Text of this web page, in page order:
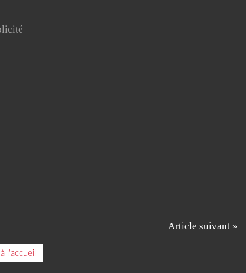
Article suivant »
l'accueil